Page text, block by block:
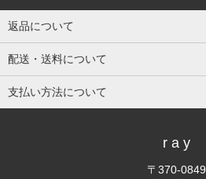
返品について
配送・送料について
支払い方法について
r a y
〒370-0849